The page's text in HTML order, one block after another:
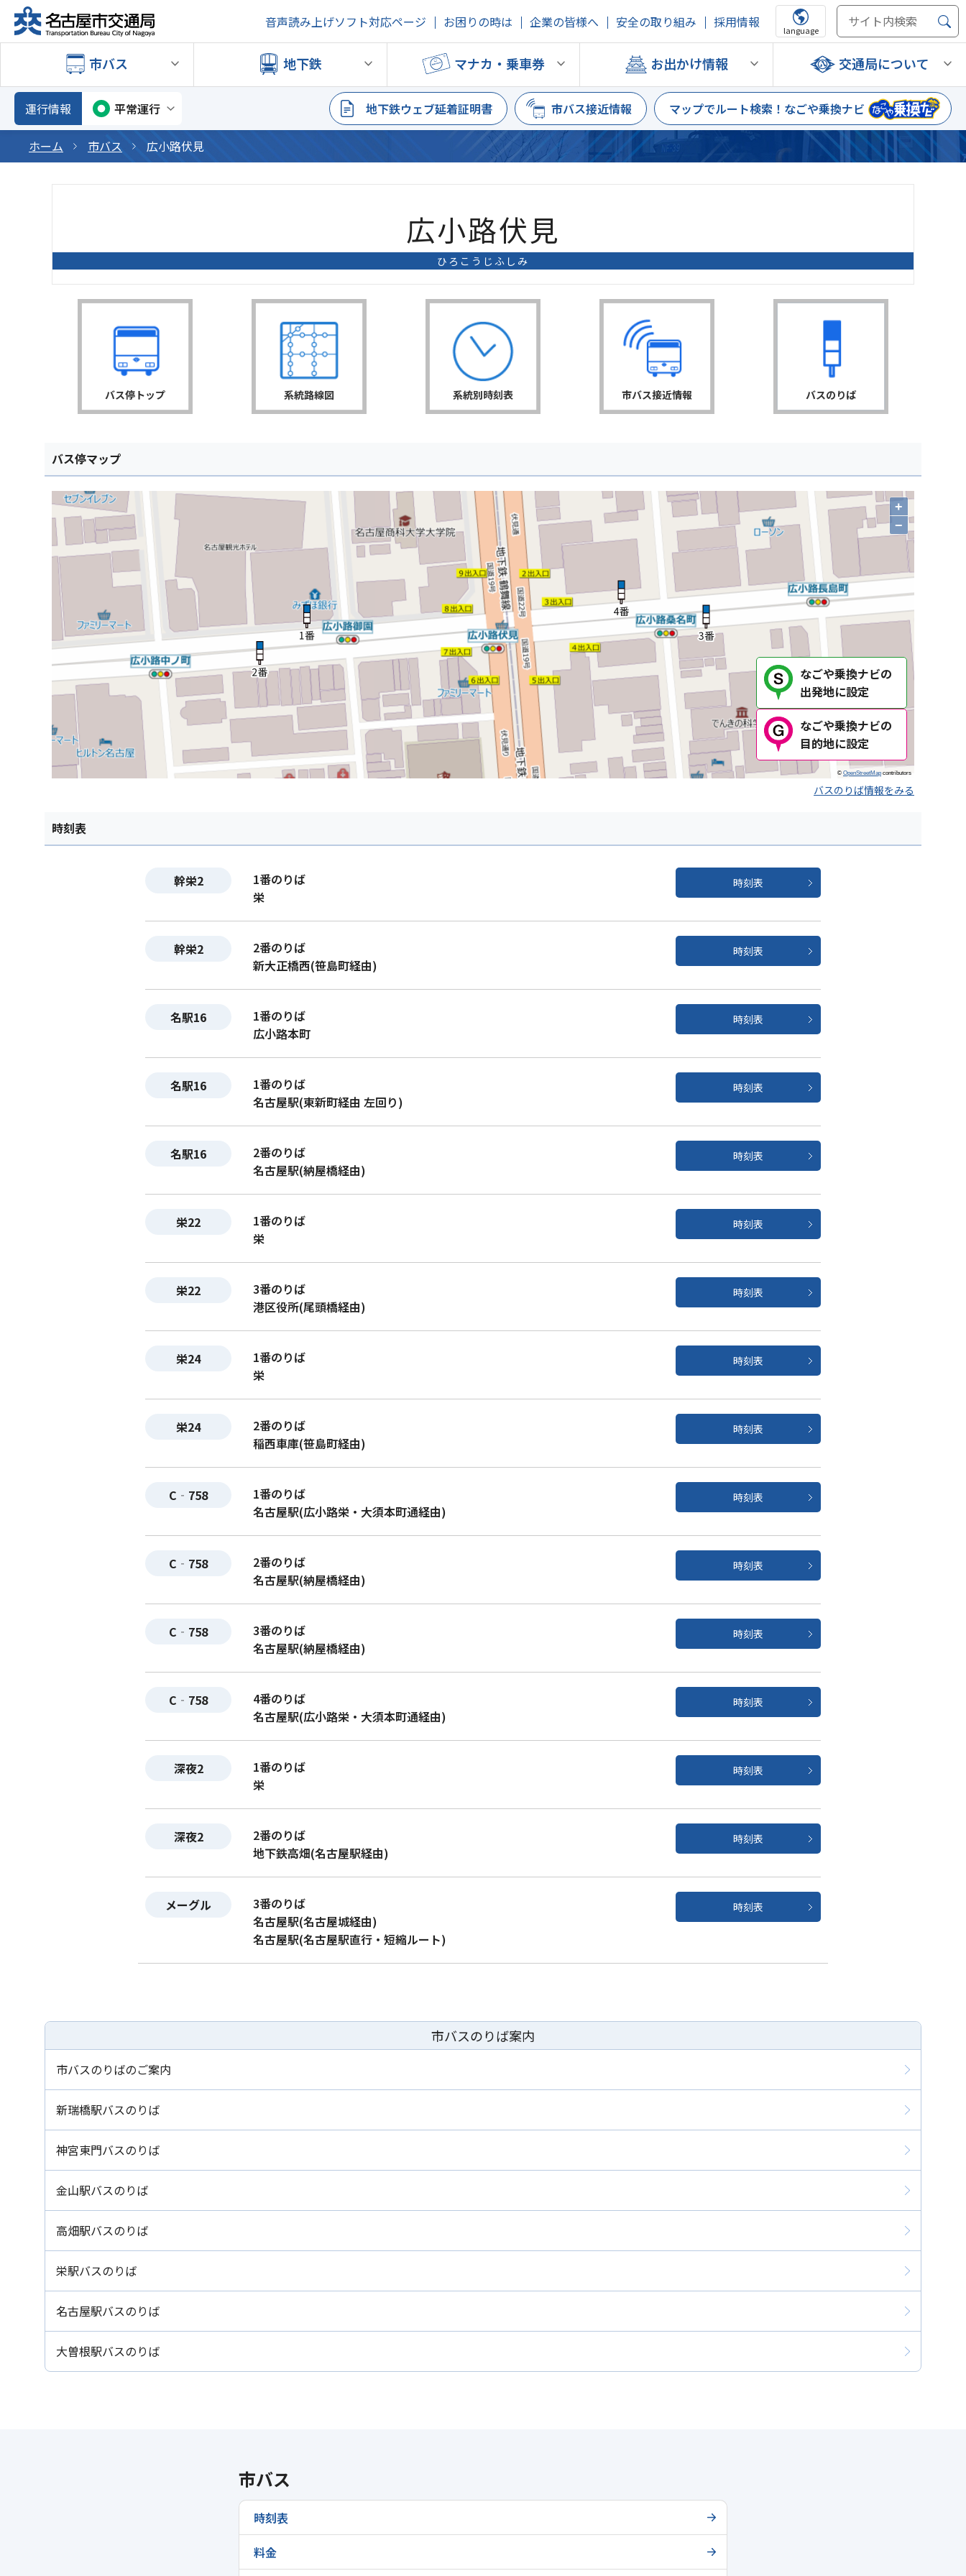
音声読み上げソフト対応ページ お困りの時は 企業の皆様へ 安全の取り組み 採用情報
language
市バス 地下鉄 マナカ・乗車券 お出かけ情報 交通局について
運行情報 平常運行 地下鉄ウェブ延着証明書 市バス接近情報 マップでルート検索！ なごや乗換ナビ
ホーム 市バス 広小路伏見
広小路伏見
ひろこうじふしみ
バス停トップ 系統路線図 系統別時刻表 市バス接近情報 バスのりば
バス停マップ
+
−
© OpenStreetMap contributors
なごや乗換ナビの
出発地に設定
なごや乗換ナビの
目的地に設定
バスのりば情報をみる
時刻表
幹栄2
1番のりば
栄
時刻表
幹栄2
2番のりば
新大正橋西(笹島町経由)
時刻表
名駅16
1番のりば
広小路本町
時刻表
名駅16
1番のりば
名古屋駅(東新町経由 左回り)
時刻表
名駅16
2番のりば
名古屋駅(納屋橋経由)
時刻表
栄22
1番のりば
栄
時刻表
栄22
3番のりば
港区役所(尾頭橋経由)
時刻表
栄24
1番のりば
栄
時刻表
栄24
2番のりば
稲西車庫(笹島町経由)
時刻表
C‐758
1番のりば
名古屋駅(広小路栄・大須本町通経由)
時刻表
C‐758
2番のりば
名古屋駅(納屋橋経由)
時刻表
C‐758
3番のりば
名古屋駅(納屋橋経由)
時刻表
C‐758
4番のりば
名古屋駅(広小路栄・大須本町通経由)
時刻表
深夜2
1番のりば
栄
時刻表
深夜2
2番のりば
地下鉄高畑(名古屋駅経由)
時刻表
メーグル
3番のりば
名古屋駅(名古屋城経由)
名古屋駅(名古屋駅直行・短縮ルート)
時刻表
市バスのりば案内
市バスのりばのご案内
新瑞橋駅バスのりば
神宮東門バスのりば
金山駅バスのりば
高畑駅バスのりば
栄駅バスのりば
名古屋駅バスのりば
大曽根駅バスのりば
市バス
時刻表
料金